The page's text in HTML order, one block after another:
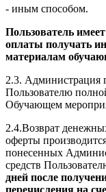
- иным способом.
Пользователь
оплаты получать
материалам
2.3. Администрация
Пользователю
Обучающем
2.4.Возврат
оферты
понесенных
средств
дней после
перечисления на